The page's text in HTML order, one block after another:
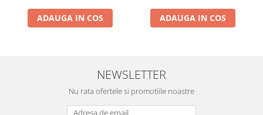
ADAUGA IN COS ADAUGA IN COS
NEWSLETTER
Nu rata ofertele si promotiile noastre